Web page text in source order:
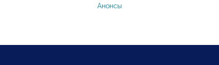
Анонсы